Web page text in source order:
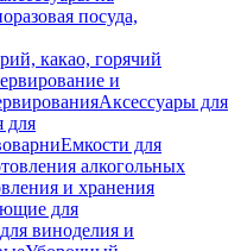
посуда,
какао, горячий
и
Аксессуары для
для
Емкости для
алкогольных
и хранения
для
виноделия и